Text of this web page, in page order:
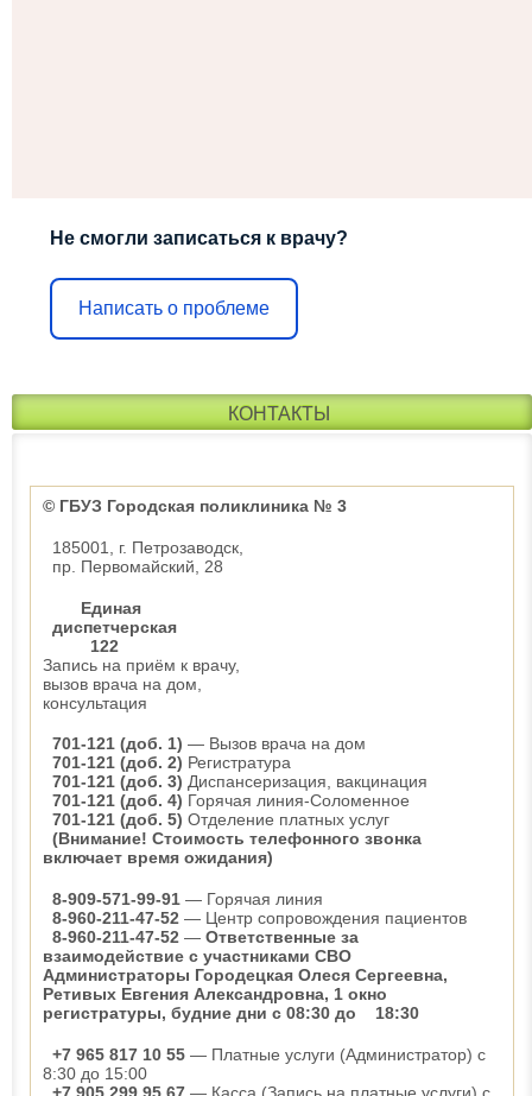
Не смогли записаться к врачу?
Написать о проблеме
КОНТАКТЫ
© ГБУЗ Городская поликлиника № 3
185001, г. Петрозаводск,
пр. Первомайский, 28
Единая
диспетчерская
122
Запись на приём к врачу,
вызов врача на дом,
консультация
701-121 (доб. 1) — Вызов врача на дом
701-121 (доб. 2) Регистратура
701-121 (доб. 3) Диспансеризация, вакцинация
701-121 (доб. 4) Горячая линия-Соломенное
701-121 (доб. 5) Отделение платных услуг
(Внимание! Стоимость телефонного звонка
включает время ожидания)
8-909-571-99-91 — Горячая линия
8-960-211-47-52 — Центр сопровождения пациентов
8-960-211-47-52 — Ответственные за
взаимодействие с участниками СВО
Администраторы Городецкая Олеся Сергеевна,
Ретивых Евгения Александровна, 1 окно
регистратуры, будние дни с 08:30 до 18:30
+7 965 817 10 55 — Платные услуги (Администратор) с
8:30 до 15:00